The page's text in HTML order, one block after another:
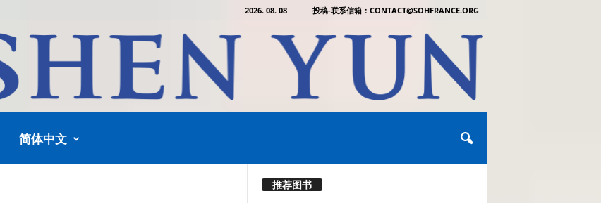
2026. 08. 08 投稿-联系信箱：CONTACT@SOHFRANCE.ORG
简体中文
推荐图书